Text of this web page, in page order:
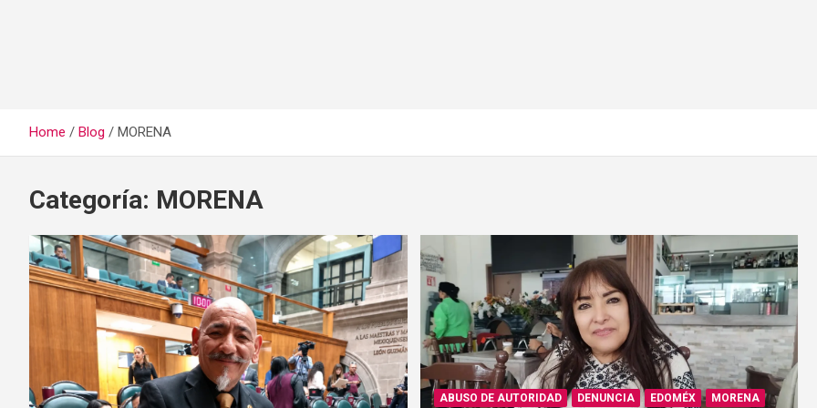
Home Blog MORENA
Categoría: MORENA
ABUSO DE AUTORIDAD DENUNCIA EDOMÉX
MORENA